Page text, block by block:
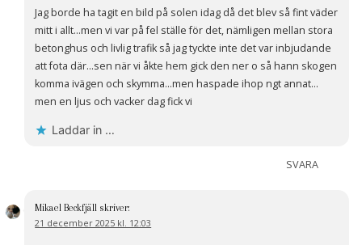
Jag borde ha tagit en bild på solen idag då det blev så fint väder
mitt i allt…men vi var på fel ställe för det, nämligen mellan stora
betonghus och livlig trafik så jag tyckte inte det var inbjudande
att fota där…sen när vi åkte hem gick den ner o så hann skogen
komma ivägen och skymma…men haspade ihop ngt annat…
men en ljus och vacker dag fick vi
Laddar in …
SVARA
Mikael Beckfjäll skriver:
21 december 2025 kl. 12:03